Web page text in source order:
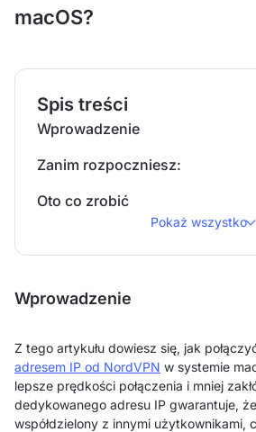
macOS?
Spis treści
Wprowadzenie
Zanim rozpoczniesz:
Oto co zrobić
Pokaż wszystko
Wprowadzenie
Z tego artykułu dowiesz się, jak
adresem IP od NordVPN w systemie
lepsze prędkości połączenia i mniej
dedykowanego adresu IP gwarantuje,
współdzielony z innymi użytkownikami,